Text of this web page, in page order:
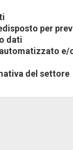
per
dati
del settore